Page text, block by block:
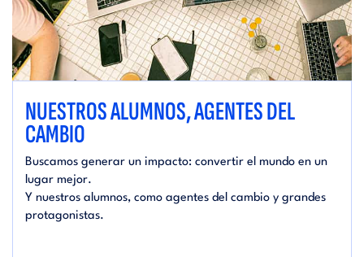
NUESTROS ALUMNOS, AGENTES DEL
CAMBIO
Buscamos generar un impacto: convertir el mundo en un
lugar mejor.
Y nuestros alumnos, como agentes del cambio y grandes
protagonistas.